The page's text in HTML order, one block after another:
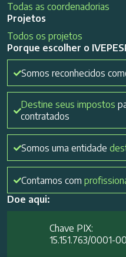
Todas as coordenadorias
Projetos
Todos os projetos
Porque escolher o
Somos reconhecidos
Destine seus impostos
contratados
Somos uma entidade
Contamos com
Doe aqui:
Chave PIX:
15.151.763/0001-00​